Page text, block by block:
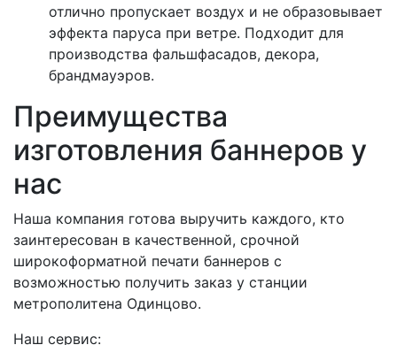
отлично пропускает воздух и не образовывает
эффекта паруса при ветре. Подходит для
производства фальшфасадов, декора,
брандмауэров.
Преимущества
изготовления баннеров у
нас
Наша компания готова выручить каждого, кто
заинтересован в качественной, срочной
широкоформатной печати баннеров с
возможностью получить заказ у станции
метрополитена Одинцово.
Наш сервис: